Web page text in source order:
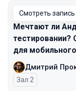
Смотреть запись
Мечтают ли
тестировании?
для
Дмитрий
Зал 2